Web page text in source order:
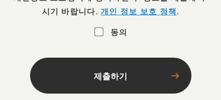
시기 바랍니다.개인 정보 보호 정책.
동의
제출하기